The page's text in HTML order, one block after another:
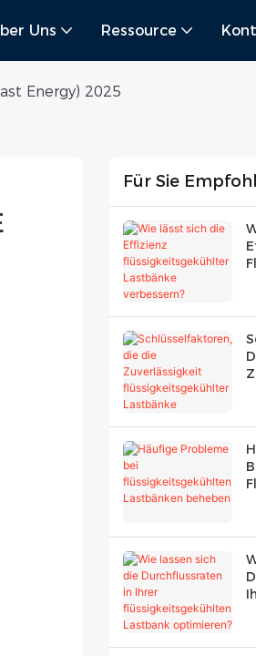
Uns Ressource
Energy) 2025
Für Sie